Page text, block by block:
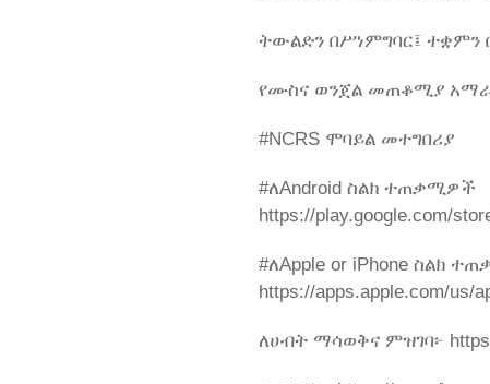
ትውልድን በሥነምግባር፤ ተቋምን
የሙስና ወንጀል መጠቆሚያ
#NCRS ሞባይል መተግበሪያ
#ለAndroid ስልክ ተጠቃሚዎች
https://play.google.com/
#ለApple or iPhone ስልክ
https://apps.apple.com/us/
ለሀብት ማሳወቅና ምዝገባ፦